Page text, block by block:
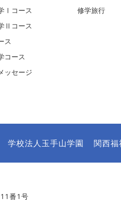
Ⅰコース
Ⅱコース
ス
コース
ッセージ
修学旅行
学校法人玉手山学園 関西福
番1号